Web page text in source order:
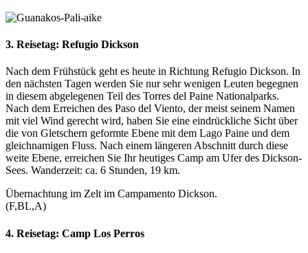
3. Reisetag: Refugio Dickson
Nach dem Frühstück geht es heute in Richtung Refugio Dickson. In
den nächsten Tagen werden Sie nur sehr wenigen Leuten begegnen
in diesem abgelegenen Teil des Torres del Paine Nationalparks.
Nach dem Erreichen des Paso del Viento, der meist seinem Namen
mit viel Wind gerecht wird, haben Sie eine eindrückliche Sicht über
die von Gletschern geformte Ebene mit dem Lago Paine und dem
gleichnamigen Fluss. Nach einem längeren Abschnitt durch diese
weite Ebene, erreichen Sie Ihr heutiges Camp am Ufer des Dickson-
Sees. Wanderzeit: ca. 6 Stunden, 19 km.
Übernachtung im Zelt im Campamento Dickson.
(F,BL,A)
4. Reisetag: Camp Los Perros